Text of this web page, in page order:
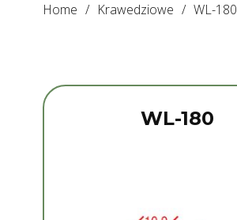
Home / Krawedziowe / WL-180
WL-180